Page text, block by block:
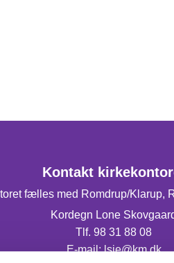
Kontakt
fælles med Romdrup/Klarup,
Kordegn Lone
Tlf. 98 31 88 08
E-mail: lsje@km.dk